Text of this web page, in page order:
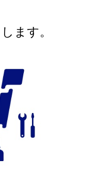
ます。